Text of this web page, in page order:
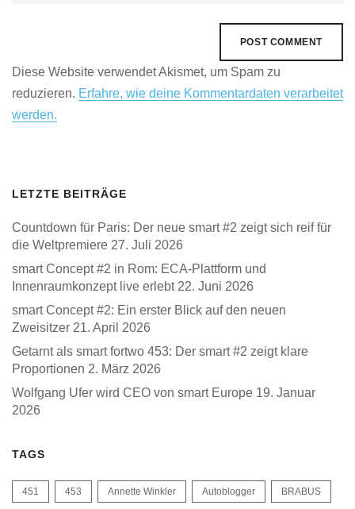
Diese Website verwendet Akismet, um Spam zu
reduzieren. Erfahre, wie deine Kommentardaten verarbeitet
werden.
LETZTE BEITRÄGE
Countdown für Paris: Der neue smart #2 zeigt sich reif für
die Weltpremiere 27. Juli 2026
smart Concept #2 in Rom: ECA-Plattform und
Innenraumkonzept live erlebt 22. Juni 2026
smart Concept #2: Ein erster Blick auf den neuen
Zweisitzer 21. April 2026
Getarnt als smart fortwo 453: Der smart #2 zeigt klare
Proportionen 2. März 2026
Wolfgang Ufer wird CEO von smart Europe 19. Januar
2026
TAGS
451 453 Annette Winkler Autoblogger BRABUS